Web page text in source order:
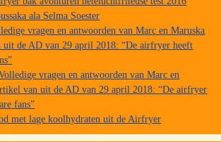
ala Selma Soester
vragen en antwoorden van Marc en Maruska
uit de AD van 29 april 2018: “De airfryer heeft
vragen en antwoorden van Marc en
van uit de AD van 29 april 2018: “De airfryer
fans”
met lage koolhydraten uit de Airfryer